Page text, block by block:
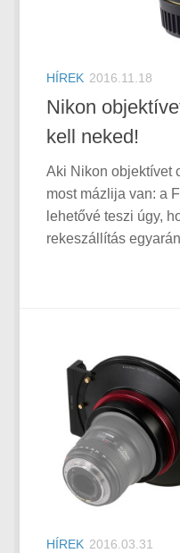
HÍREK 2016.11.18
Nikon
kell neked!
Aki Nikon objektívet
most mázlija van: a
lehetővé teszi úgy,
rekeszállítás
HÍREK 2016.03.31